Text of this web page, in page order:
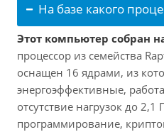
На базе какого
Этот компьютер собран
процессор из семейства
оснащен 16 ядрами, из
энергоэффективные,
отсутствие нагрузок до
программирование,